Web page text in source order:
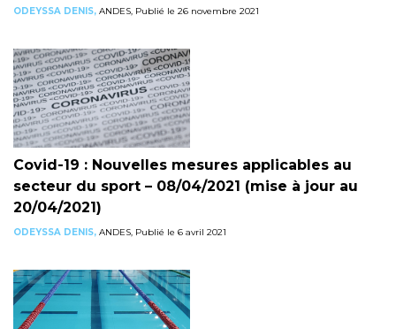
ODEYSSA DENIS, ANDES, Publié le 26 novembre 2021
Covid-19 : Nouvelles mesures applicables au
secteur du sport – 08/04/2021 (mise à jour au
20/04/2021)
ODEYSSA DENIS, ANDES, Publié le 6 avril 2021